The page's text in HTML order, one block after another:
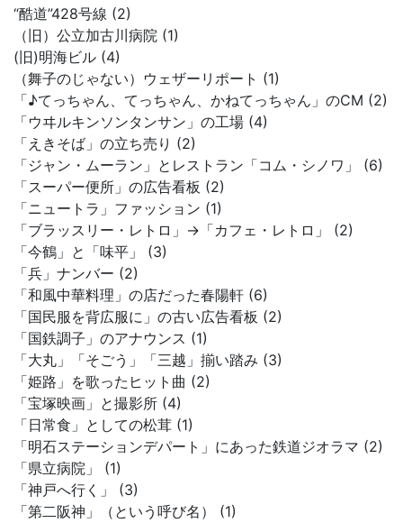
“酷道”428号線 (2)
（旧）公立加古川病院 (1)
(旧)明海ビル (4)
（舞子のじゃない）ウェザーリポート (1)
「♪てっちゃん、てっちゃん、かねてっちゃん」のCM (2)
「ウヰルキンソンタンサン」の工場 (4)
「えきそば」の立ち売り (2)
「ジャン・ムーラン」とレストラン「コム・シノワ」 (6)
「スーパー便所」の広告看板 (2)
「ニュートラ」ファッション (1)
「ブラッスリー・レトロ」→「カフェ・レトロ」 (2)
「今鶴」と「味平」 (3)
「兵」ナンバー (2)
「和風中華料理」の店だった春陽軒 (6)
「国民服を背広服に」の古い広告看板 (2)
「国鉄調子」のアナウンス (1)
「大丸」「そごう」「三越」揃い踏み (3)
「姫路」を歌ったヒット曲 (2)
「宝塚映画」と撮影所 (4)
「日常食」としての松茸 (1)
「明石ステーションデパート」にあった鉄道ジオラマ (2)
「県立病院」 (1)
「神戸へ行く」 (3)
「第二阪神」（という呼び名） (1)